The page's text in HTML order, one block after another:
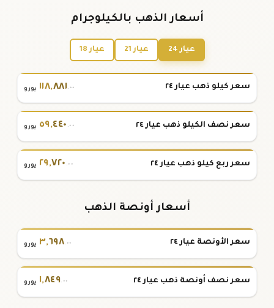
أسعار الذهب بالكيلوجرام
عيار 24 عيار 21 عيار 18
سعر كيلو ذهب عيار ٢٤ ١١٨,٨٨١.٠٠ يورو
سعر نصف الكيلو ذهب عيار ٢٤ ٥٩,٤٤٠ .٠٠ يورو
سعر ربع كيلو ذهب عيار ٢٤ ٢٩,٧٢٠ .٠٠ يورو
أسعار أونصة الذهب
سعر الأونصة عيار ٢٤ ٣,٦٩٨.٠٠ يورو
سعر نصف أونصة ذهب عيار ٢٤ ١,٨٤٩.٠٠ يورو